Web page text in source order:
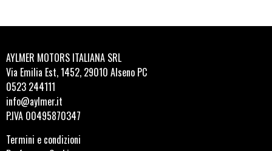
AYLMER MOTORS ITALIANA SRL
Via Emilia Est, 1452, 29010 Alseno PC
0523 244111
info@aylmer.it
P.IVA 00495870347
Termini e condizioni